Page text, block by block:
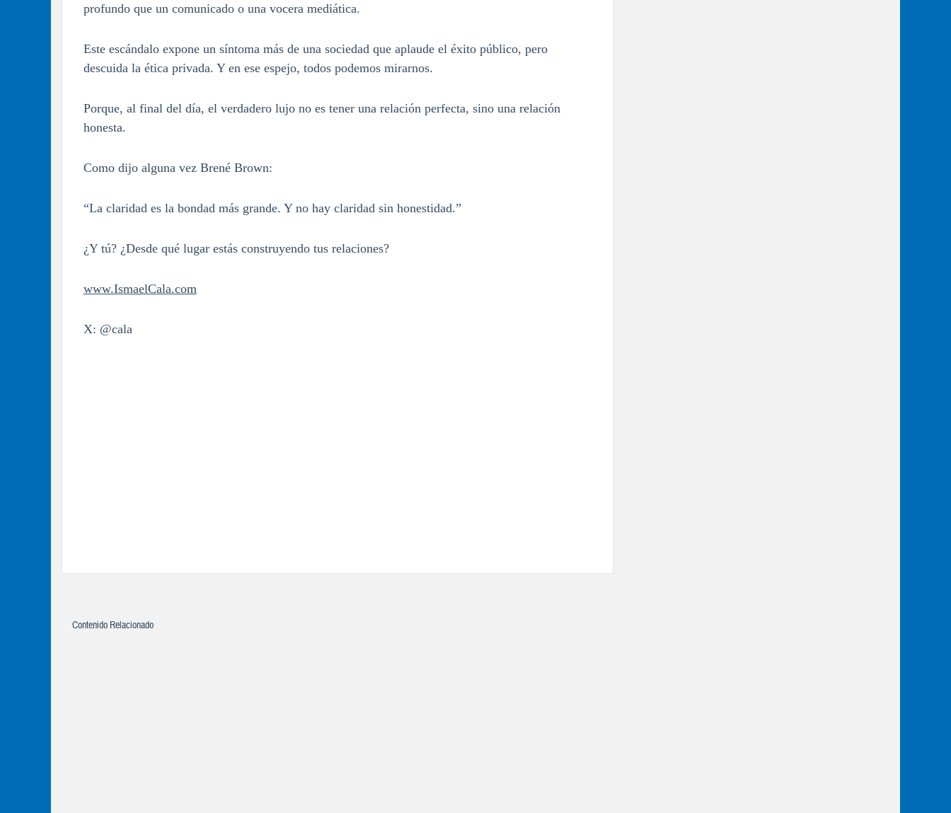
profundo que un comunicado o una vocera mediática.
Este escándalo expone un síntoma más de una sociedad que aplaude el éxito público, pero
descuida la ética privada. Y en ese espejo, todos podemos mirarnos.
Porque, al final del día, el verdadero lujo no es tener una relación perfecta, sino una relación
honesta.
Como dijo alguna vez Brené Brown:
“La claridad es la bondad más grande. Y no hay claridad sin honestidad.”
¿Y tú? ¿Desde qué lugar estás construyendo tus relaciones?
www.IsmaelCala.com
X: @cala
Contenido Relacionado